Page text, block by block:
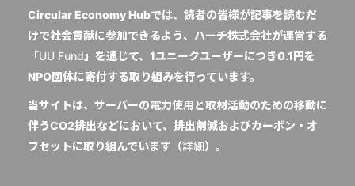
Circular Economy Hubでは、読者の皆様が記事を読むだ
けで社会貢献に参加できるよう、ハーチ株式会社が運営する
「UU Fund 」を通じて、1ユニークユーザーにつき0.1円を
NPO団体に寄付する取り組みを行っています。
当サイトは、サーバーの電力使用と取材活動のための移動に
伴うCO2排出などにおいて、排出削減およびカーボン・オ
フセットに取り組んでいます（詳細）。